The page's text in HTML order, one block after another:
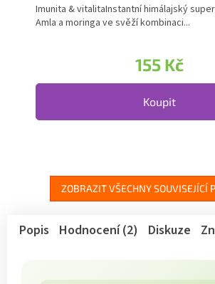
155 Kč
Koupit
Imunita & vitalitaInstantní himálajský
Amla a moringa ve svěží kombinaci...
ZOBRAZIT VŠECHNY SOUVISEJÍCÍ
Popis Hodnocení (2) Diskuze